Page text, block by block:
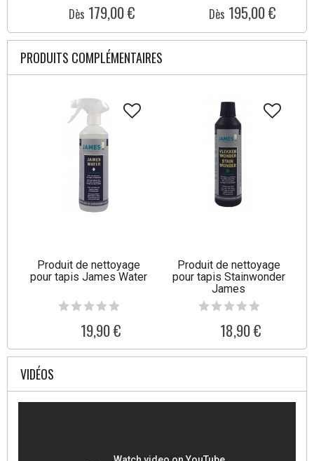
Dès 179,00 € Dès 195,00 €
PRODUITS COMPLÉMENTAIRES
Produit de nettoyage
pour tapis James Water
19,90 €
Produit de nettoyage
pour tapis Stainwonder
James
18,90 €
VIDÉOS